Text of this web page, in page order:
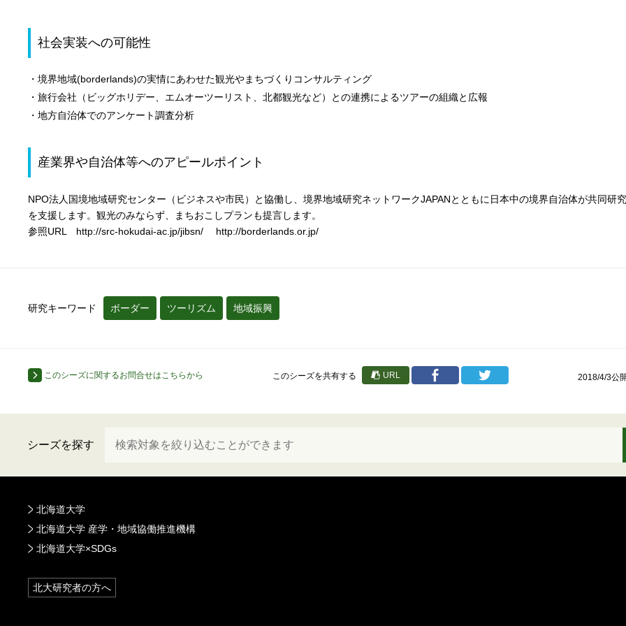
社会実装への可能性
・境界地域(borderlands)の実情にあわせた観光やまちづくりコンサルティング
・旅行会社（ビッグホリデー、エムオーツーリスト、北都観光など）との連携によるツアーの組織と広報
・地方自治体でのアンケート調査分析
産業界や自治体等へのアピールポイント
NPO法人国境地域研究センター（ビジネスや市民）と協働し、境界地域研究ネットワークJAPANとともに日本中の境界自治体が共同研究
を支援します。観光のみならず、まちおこしプランも提言します。
参照URL http://src-hokudai-ac.jp/jibsn/ http://borderlands.or.jp/
研究キーワード ボーダー ツーリズム 地域振興
このシーズに関するお問合せはこちらから このシーズを共有する URL 2018/4/3公
シーズを探す
北海道大学
北海道大学 産学・地域協働推進機構
北海道大学×SDGs
北大研究者の方へ